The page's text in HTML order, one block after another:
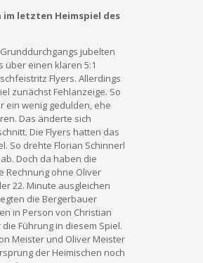
letzten Heimspiel des
jubelten
über einen klaren 5:1
Flyers. Allerdings
zunächst Fehlanzeige. So
ein wenig gedulden, ehe
Das änderte sich
Die Flyers hatten das
So drehte Florian Schinnerl
Doch da haben die
Rechnung ohne Oliver
22. Minute ausgleichen
die Bergerbauer
in Person von Christian
Führung in diesem Spiel.
Meister und Oliver Meister
der Heimischen noch